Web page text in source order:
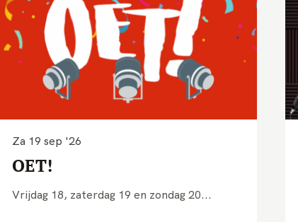
Za 19 sep '26
OET!
Vrijdag 18, zaterdag 19 en zondag 20...